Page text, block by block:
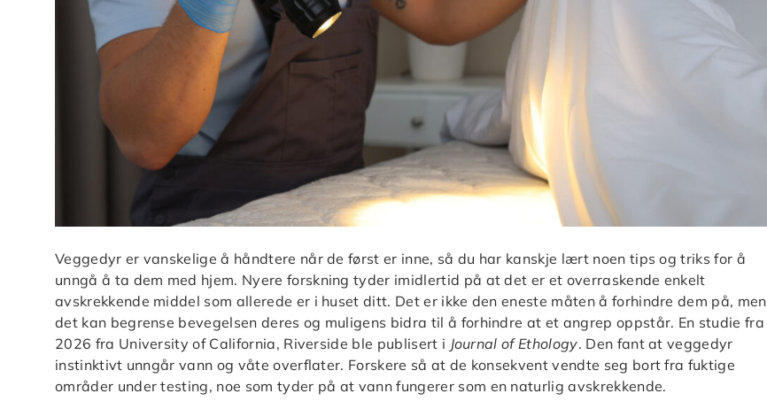
Veggedyr er vanskelige å håndtere når de først er inne, så du har kanskje lært noen tips og triks for å
unngå å ta dem med hjem. Nyere forskning tyder imidlertid på at det er et overraskende enkelt
avskrekkende middel som allerede er i huset ditt. Det er ikke den eneste måten å forhindre dem på, men
det kan begrense bevegelsen deres og muligens bidra til å forhindre at et angrep oppstår. En studie fra
2026 fra University of California, Riverside ble publisert i Journal of Ethology. Den fant at veggedyr
instinktivt unngår vann og våte overflater. Forskere så at de konsekvent vendte seg bort fra fuktige
områder under testing, noe som tyder på at vann fungerer som en naturlig avskrekkende.